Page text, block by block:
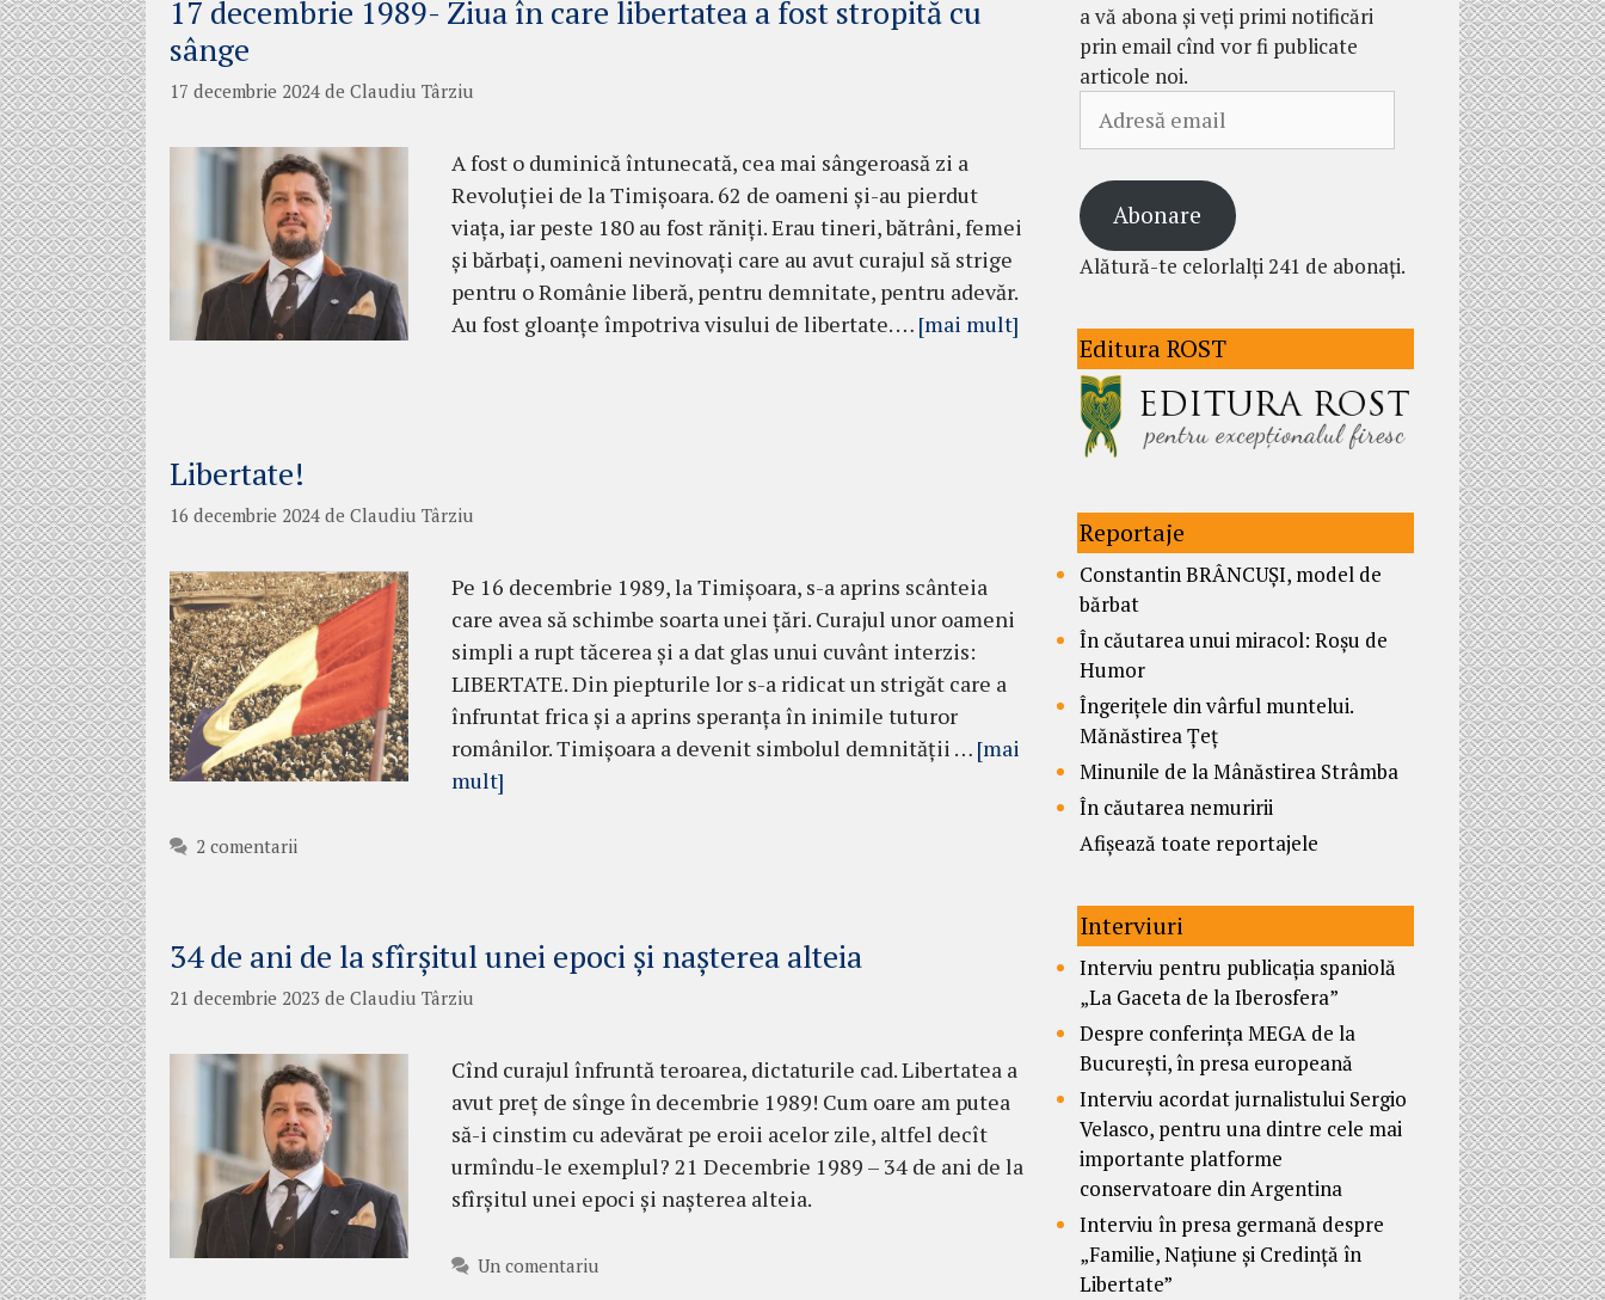
17 decembrie 1989- Ziua în care libertatea a fost stropită cu
sânge
17 decembrie 2024 de Claudiu Târziu
A fost o duminică întunecată, cea mai sângeroasă zi a
Revoluției de la Timișoara. 62 de oameni și-au pierdut
viața, iar peste 180 au fost răniți. Erau tineri, bătrâni, femei
și bărbați, oameni nevinovați care au avut curajul să strige
pentru o Românie liberă, pentru demnitate, pentru adevăr.
Au fost gloanțe împotriva visului de libertate. … [mai mult]
Libertate!
16 decembrie 2024 de Claudiu Târziu
Pe 16 decembrie 1989, la Timișoara, s-a aprins scânteia
care avea să schimbe soarta unei țări. Curajul unor oameni
simpli a rupt tăcerea și a dat glas unui cuvânt interzis:
LIBERTATE. Din piepturile lor s-a ridicat un strigăt care a
înfruntat frica și a aprins speranța în inimile tuturor
românilor. Timișoara a devenit simbolul demnității … [mai
mult]
2 comentarii
34 de ani de la sfîrșitul unei epoci și nașterea alteia
21 decembrie 2023 de Claudiu Târziu
Cînd curajul înfruntă teroarea, dictaturile cad. Libertatea a
avut preț de sînge în decembrie 1989! Cum oare am putea
să-i cinstim cu adevărat pe eroii acelor zile, altfel decît
urmîndu-le exemplul? 21 Decembrie 1989 – 34 de ani de la
sfîrșitul unei epoci și nașterea alteia.
Un comentariu
a vă abona și veți primi notificări
prin email cînd vor fi publicate
articole noi.
email
Abonare
Alătură-te celorlalți 241 de abonați.
Editura ROST
Reportaje
Constantin BRÂNCUȘI, model de
bărbat
În căutarea unui miracol: Roșu de
Humor
Îngerițele din vârful muntelui.
Mănăstirea Țeț
Minunile de la Mânăstirea Strâmba
În căutarea nemuririi
Afișează toate reportajele
Interviuri
Interviu pentru publicația spaniolă
„La Gaceta de la Iberosfera”
Despre conferința MEGA de la
București, în presa europeană
Interviu acordat jurnalistului Sergio
Velasco, pentru una dintre cele mai
importante platforme
conservatoare din Argentina
Interviu în presa germană despre
„Familie, Națiune și Credință în
Libertate”